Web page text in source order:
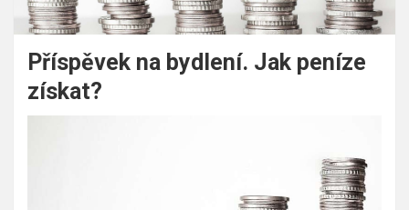
Příspěvek na bydlení. Jak peníze
získat?